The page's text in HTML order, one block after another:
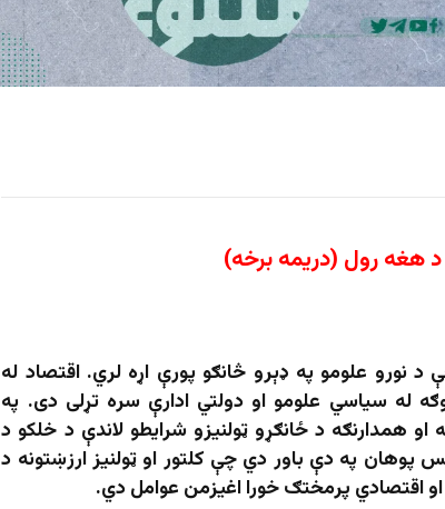
د هغه رول (دریمه برخه)
نورو علومو په ډېرو څانګو پورې اړه لري. اقتصاد له
له سیاسي علومو او دولتي ادارې سره تړلی دی. په
او همدارنګه د ځانګړو ټولنیزو شرایطو لاندې د خلکو د
په دې باور دي چې کلتور او ټولنیز ارزښتونه د
او اقتصادي پرمختګ خورا اغیزمن عوامل دي.